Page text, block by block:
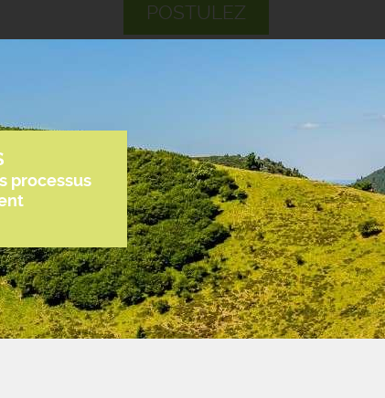
POSTULEZ
processus